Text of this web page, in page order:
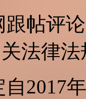
帖评
法律
2017